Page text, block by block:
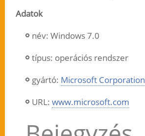
Adatok
név: Windows 7.0
típus: operációs rendszer
gyártó: Microsoft Corporation
URL: www.microsoft.com